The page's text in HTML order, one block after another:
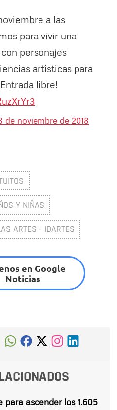
a las
para vivir una
personajes
artísticas para
libre!
de noviembre de 2018
Y NIÑAS
ARTES - IDARTES
en Google
Noticias
para ascender los 1.605